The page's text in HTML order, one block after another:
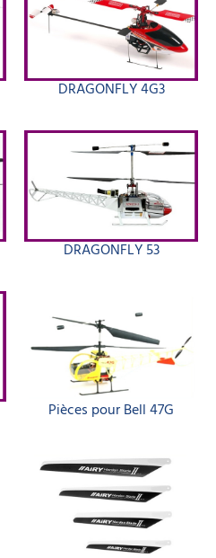
DRAGONFLY 4G3
DRAGONFLY 53
Pièces pour Bell 47G